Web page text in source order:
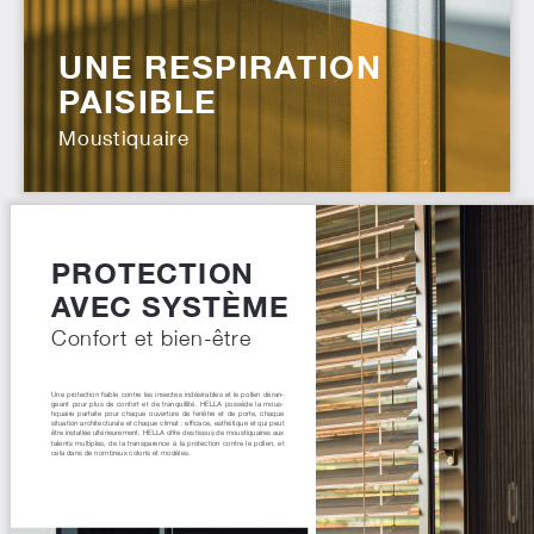
UNE RESPIRATION
PAISIBLE
Moustiquaire
PROTECTION
AVEC SYSTÈME
Confort et bien-être
Une protection fiable contre les insectes indésirables et le pollen déran-
geant pour plus de confort et de tranquillité. HELLA possède la mous-
tiquaire parfaite pour chaque ouverture de fenêtre et de porte, chaque
situation architecturale et chaque climat : efficace, esthétique et qui peut
être installée ultérieurement. HELLA offre des tissus de moustiquaires aux
talents multiples, de la transparence à la protection contre le pollen, et
cela dans de nombreux coloris et modèles.